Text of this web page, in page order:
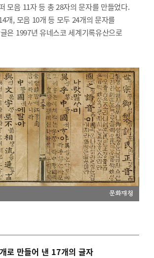
모음 11자 등 총 28자의 문자를 만들었다.
개, 모음 10개 등 모두 24개의 문자를
은 1997년 유네스코 세계기록유산으로
문화재청
로 만들어 낸 17개의 글자